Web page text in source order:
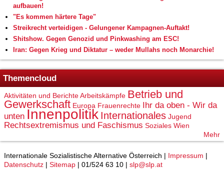
aufbauen!
"Es kommen härtere Tage"
Streikrecht verteidigen - Gelungener Kampagnen-Auftakt!
Shitshow. Gegen Genozid und Pinkwashing am ESC!
Iran: Gegen Krieg und Diktatur – weder Mullahs noch Monarchie!
Themencloud
Aktivitäten und BerichteArbeitskämpfe Betrieb und
Gewerkschaft Europa Frauenrechte
Ihr da oben - Wir da
unten Innenpolitik Internationales Jugend
Rechtsextremismus und Faschismus Soziales Wien
Mehr
Internationale Sozialistische Alternative Österreich | Impressum |
Datenschutz | Sitemap | 01/524 63 10 | slp@slp.at